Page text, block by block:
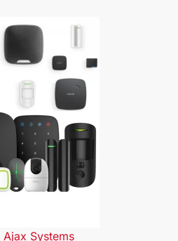
Ajax Systems